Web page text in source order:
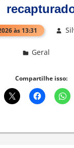
às 13:31
Geral
Compartilhe isso: